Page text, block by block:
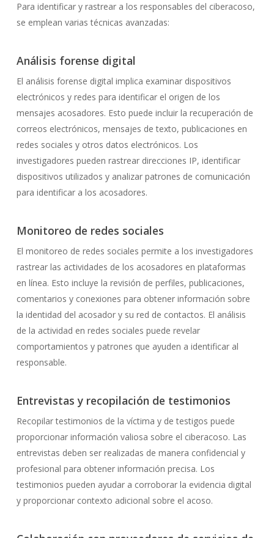
Para identificar y rastrear a los responsables del ciberacoso,
se emplean varias técnicas avanzadas:
Análisis forense digital
El análisis forense digital implica examinar dispositivos
electrónicos y redes para identificar el origen de los
mensajes acosadores. Esto puede incluir la recuperación de
correos electrónicos, mensajes de texto, publicaciones en
redes sociales y otros datos electrónicos. Los
investigadores pueden rastrear direcciones IP, identificar
dispositivos utilizados y analizar patrones de comunicación
para identificar a los acosadores.
Monitoreo de redes sociales
El monitoreo de redes sociales permite a los investigadores
rastrear las actividades de los acosadores en plataformas
en línea. Esto incluye la revisión de perfiles, publicaciones,
comentarios y conexiones para obtener información sobre
la identidad del acosador y su red de contactos. El análisis
de la actividad en redes sociales puede revelar
comportamientos y patrones que ayuden a identificar al
responsable.
Entrevistas y recopilación de testimonios
Recopilar testimonios de la víctima y de testigos puede
proporcionar información valiosa sobre el ciberacoso. Las
entrevistas deben ser realizadas de manera confidencial y
profesional para obtener información precisa. Los
testimonios pueden ayudar a corroborar la evidencia digital
y proporcionar contexto adicional sobre el acoso.